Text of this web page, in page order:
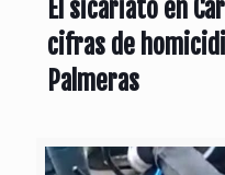
El sicariato en
cifras de
Palmeras